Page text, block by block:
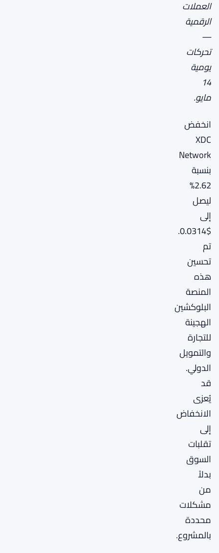
العملات
الرقمية
—
تحركات
يومية
14
مايو.
انخفض
XDC
Network
بنسبة
2.62%
ليصل
إلى
$0.0314.
تم
تحسين
هذه
المنصة
البلوكشين
الهجينة
للتجارة
والتمويل
الدولي.
قد
يُعزى
الانخفاض
إلى
تقلبات
السوق
بدلاً
من
مشكلات
محددة
بالمشروع.